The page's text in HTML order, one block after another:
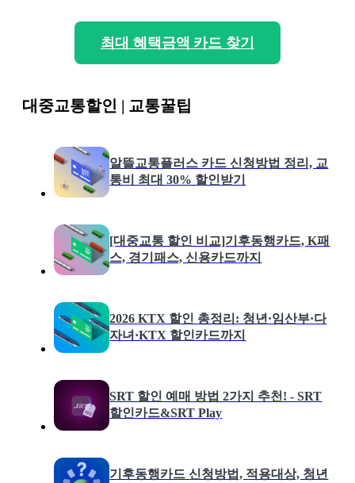
최대 혜택금액 카드 찾기
대중교통할인 | 교통꿀팁
알뜰교통플러스 카드 신청방법 정리, 교
통비 최대 30% 할인받기
[대중교통 할인 비교]기후동행카드, K패
스, 경기패스, 신용카드까지
2026 KTX 할인 총정리: 청년·임산부·다
자녀·KTX 할인카드까지
SRT 할인 예매 방법 2가지 추천! - SRT
할인카드&SRT Play
기후동행카드 신청방법, 적용대상, 청년